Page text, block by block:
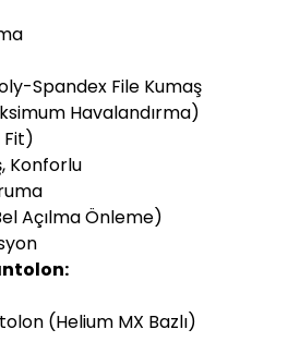
Spandex File Kumaş
Havalandırma)
Fit)
Konforlu
Açılma Önleme)
(Helium MX Bazlı)